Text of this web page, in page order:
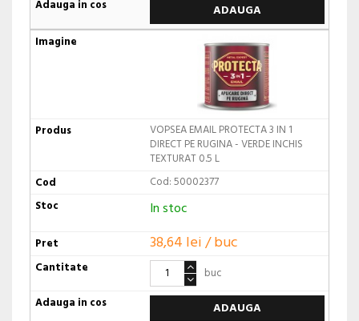
ADAUGA
VOPSEA EMAIL PROTECTA 3 IN 1
DIRECT PE RUGINA - VERDE INCHIS
TEXTURAT 0.5 L
Cod: 50002377
In stoc
38,64 lei / buc
buc
ADAUGA